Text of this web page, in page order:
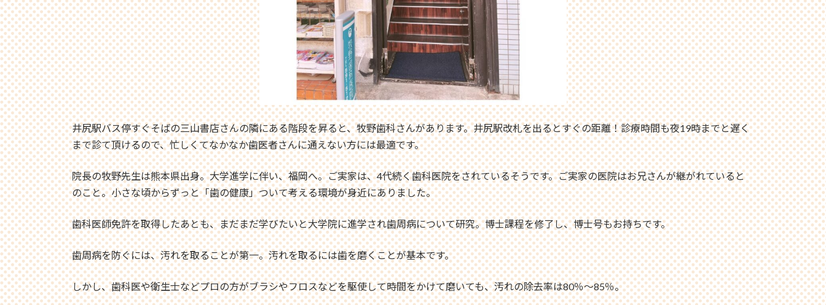
井尻駅バス停すぐそばの三山書店さんの隣にある階段を昇ると、牧野歯科さんがあります。井尻駅改札を出るとすぐの距離！診療時間も夜19時までと遅く
まで診て頂けるので、忙しくてなかなか歯医者さんに通えない方には最適です。
院長の牧野先生は熊本県出身。大学進学に伴い、福岡へ。ご実家は、4代続く歯科医院をされているそうです。ご実家の医院はお兄さんが継がれていると
のこと。小さな頃からずっと「歯の健康」ついて考える環境が身近にありました。
歯科医師免許を取得したあとも、まだまだ学びたいと大学院に進学され歯周病について研究。博士課程を修了し、博士号もお持ちです。
歯周病を防ぐには、汚れを取ることが第一。汚れを取るには歯を磨くことが基本です。
しかし、歯科医や衛生士などプロの方がブラシやフロスなどを駆使して時間をかけて磨いても、汚れの除去率は80％〜85％。